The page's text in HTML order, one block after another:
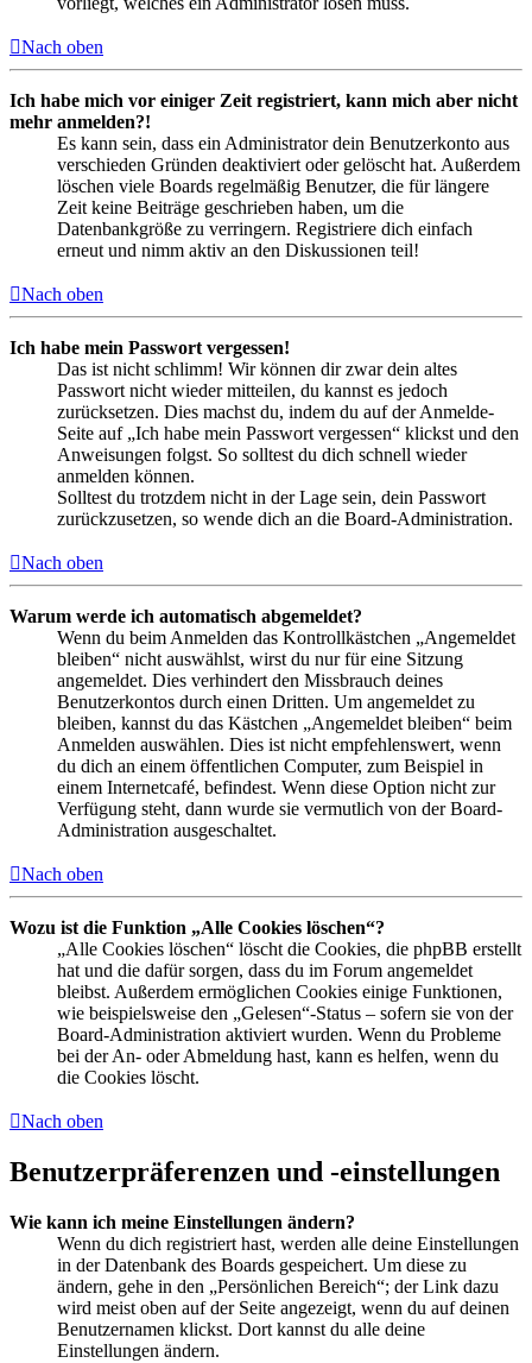
Nach oben
Ich habe mich vor einiger Zeit registriert, kann mich aber nicht
mehr anmelden?!
Es kann sein, dass ein Administrator dein Benutzerkonto aus
verschieden Gründen deaktiviert oder gelöscht hat. Außerdem
löschen viele Boards regelmäßig Benutzer, die für längere
Zeit keine Beiträge geschrieben haben, um die
Datenbankgröße zu verringern. Registriere dich einfach
erneut und nimm aktiv an den Diskussionen teil!
Nach oben
Ich habe mein Passwort vergessen!
Das ist nicht schlimm! Wir können dir zwar dein altes
Passwort nicht wieder mitteilen, du kannst es jedoch
zurücksetzen. Dies machst du, indem du auf der Anmelde-
Seite auf „Ich habe mein Passwort vergessen“ klickst und den
Anweisungen folgst. So solltest du dich schnell wieder
anmelden können.
Solltest du trotzdem nicht in der Lage sein, dein Passwort
zurückzusetzen, so wende dich an die Board-Administration.
Nach oben
Warum werde ich automatisch abgemeldet?
Wenn du beim Anmelden das Kontrollkästchen „Angemeldet
bleiben“ nicht auswählst, wirst du nur für eine Sitzung
angemeldet. Dies verhindert den Missbrauch deines
Benutzerkontos durch einen Dritten. Um angemeldet zu
bleiben, kannst du das Kästchen „Angemeldet bleiben“ beim
Anmelden auswählen. Dies ist nicht empfehlenswert, wenn
du dich an einem öffentlichen Computer, zum Beispiel in
einem Internetcafé, befindest. Wenn diese Option nicht zur
Verfügung steht, dann wurde sie vermutlich von der Board-
Administration ausgeschaltet.
Nach oben
Wozu ist die Funktion „Alle Cookies löschen“?
„Alle Cookies löschen“ löscht die Cookies, die phpBB erstellt
hat und die dafür sorgen, dass du im Forum angemeldet
bleibst. Außerdem ermöglichen Cookies einige Funktionen,
wie beispielsweise den „Gelesen“-Status – sofern sie von der
Board-Administration aktiviert wurden. Wenn du Probleme
bei der An- oder Abmeldung hast, kann es helfen, wenn du
die Cookies löscht.
Nach oben
Benutzerpräferenzen und -einstellungen
Wie kann ich meine Einstellungen ändern?
Wenn du dich registriert hast, werden alle deine Einstellungen
in der Datenbank des Boards gespeichert. Um diese zu
ändern, gehe in den „Persönlichen Bereich“; der Link dazu
wird meist oben auf der Seite angezeigt, wenn du auf deinen
Benutzernamen klickst. Dort kannst du alle deine
Einstellungen ändern.